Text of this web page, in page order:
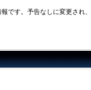
です。予告なしに変更され